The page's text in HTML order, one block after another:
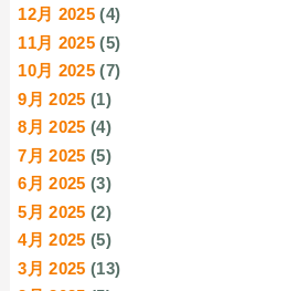
12月 2025 (4)
11月 2025 (5)
10月 2025 (7)
9月 2025 (1)
8月 2025 (4)
7月 2025 (5)
6月 2025 (3)
5月 2025 (2)
4月 2025 (5)
3月 2025 (13)